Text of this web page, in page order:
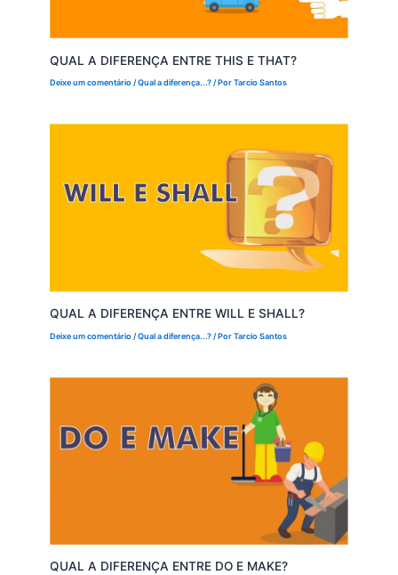
QUAL A DIFERENÇA ENTRE THIS E THAT?
Deixe um comentário /Qual a diferença...?/ PorTarcio Santos
QUAL A DIFERENÇA ENTRE WILL E SHALL?
Deixe um comentário /Qual a diferença...?/ PorTarcio Santos
QUAL A DIFERENÇA ENTRE DO E MAKE?